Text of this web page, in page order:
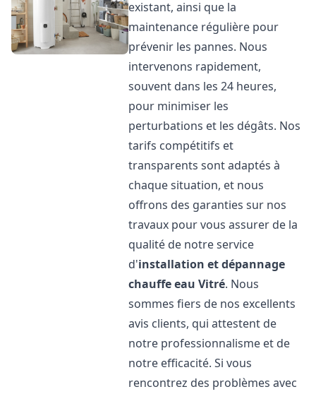
existant, ainsi que la
maintenance régulière pour
prévenir les pannes. Nous
intervenons rapidement,
souvent dans les 24 heures,
pour minimiser les
perturbations et les dégâts. Nos
tarifs compétitifs et
transparents sont adaptés à
chaque situation, et nous
offrons des garanties sur nos
travaux pour vous assurer de la
qualité de notre service
d'installation et dépannage
chauffe eau Vitré. Nous
sommes fiers de nos excellents
avis clients, qui attestent de
notre professionnalisme et de
notre efficacité. Si vous
rencontrez des problèmes avec